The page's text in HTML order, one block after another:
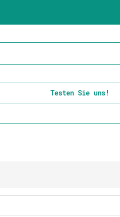
Testen Sie uns!